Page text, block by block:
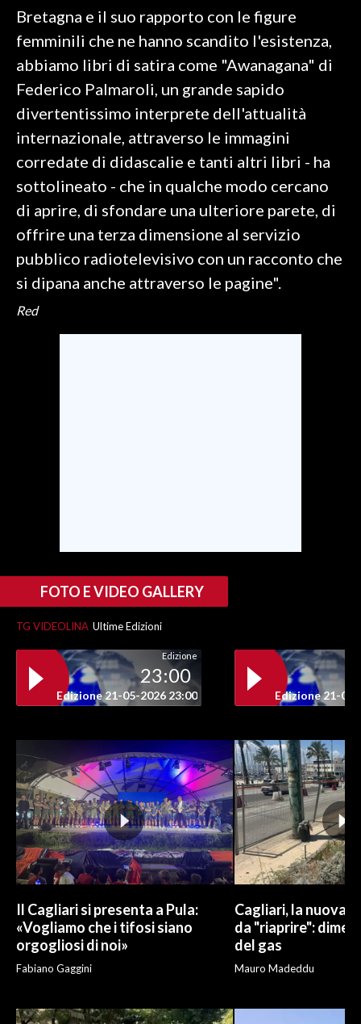
INSULARITÀ
INFO AZIENDE
Bretagna e il suo rapporto con le figure
femminili che ne hanno scandito l'esistenza,
abbiamo libri di satira come "Awanagana" di
Federico Palmaroli, un grande sapido
divertentissimo interprete dell'attualità
internazionale, attraverso le immagini
corredate di didascalie e tanti altri libri - ha
sottolineato - che in qualche modo cercano
di aprire, di sfondare una ulteriore parete, di
offrire una terza dimensione al servizio
pubblico radiotelevisivo con un racconto che
si dipana anche attraverso le pagine".
Red
FOTO E VIDEO GALLERY
TG VIDEOLINA Ultime Edizioni
Edizione
23:00
Edizione 21-05-2026 23:00 Edizione 21-05-
Il Cagliari si presenta a Pula:
«Vogliamo che i tifosi siano
orgogliosi di noi»
Fabiano Gaggini
Cagliari, la nuova
da "riaprire":
del gas
Mauro Madeddu